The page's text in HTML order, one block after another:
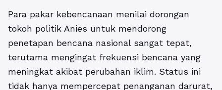
Para pakar kebencanaan menilai dorongan
tokoh politik Anies untuk mendorong
penetapan bencana nasional sangat tepat,
terutama mengingat frekuensi bencana yang
meningkat akibat perubahan iklim. Status ini
tidak hanya mempercepat penanganan darurat,